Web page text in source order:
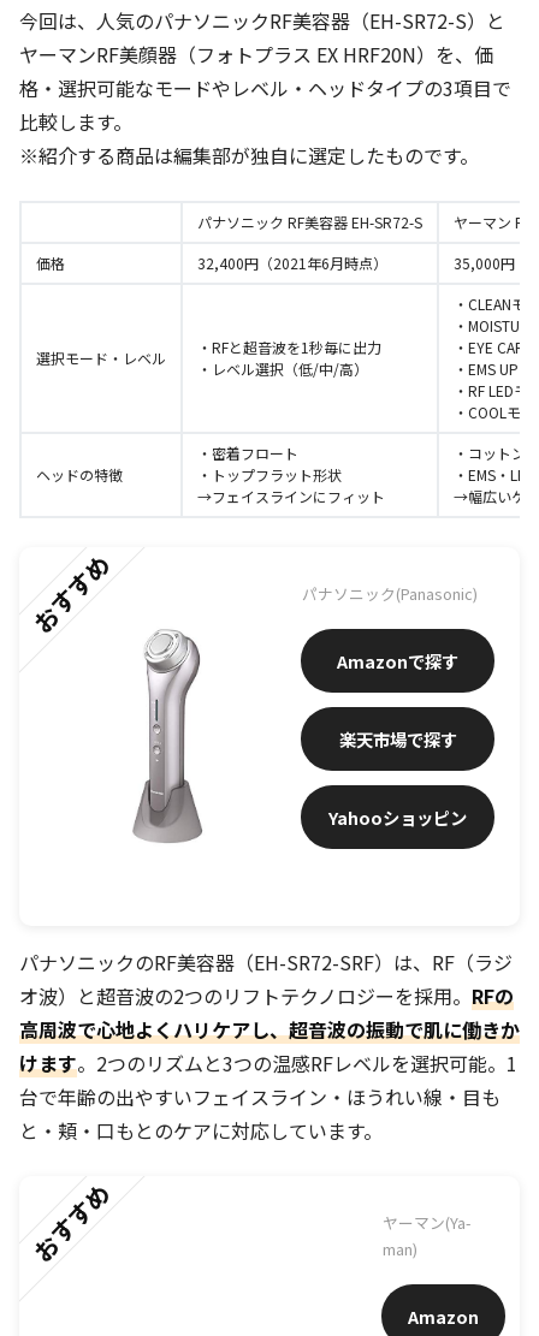
今回は、人気のパナソニックRF美容器（EH-SR72-S）と
ヤーマンRF美顔器（フォトプラス EX HRF20N）を、価
格・選択可能なモードやレベル・ヘッドタイプの3項目で
比較します。
※紹介する商品は編集部が独自に選定したものです。
パナソニック RF美容器 EH-SR72-S
ヤーマン RF
価格
32,400円（2021年6月時点） 35,000円（
選択モード・レベル
・RFと超音波を1秒毎に出力
・レベル選択（低/中/高）
・CLEANモ
・MOISTURE
・EYE CARE
・EMS UP
・RF LEDモ
・COOL モ
ヘッドの特徴
・密着フロート
・トップフラット形状
→フェイスラインにフィット
・コットン
・ EMS ・ LED
→幅広いケ
おすすめ パナソニック(Panasonic)
楽天市場
Amazon
Yahooショッピン
パナソニックのRF美容器（EH-SR72-SRF）は、RF（ラジ
オ波）と超音波の2つのリフトテクノロジーを採用。 RFの
高周波で心地よくハリケアし、超音波の振動で肌に働きか
けます。2つのリズムと3つの温感RFレベルを選択可能。1
台で年齢の出やすいフェイスライン・ほうれい線・目も
と・頬・口もとのケアに対応しています。
おすすめ
ヤーマン(Ya-
man)
Amazon